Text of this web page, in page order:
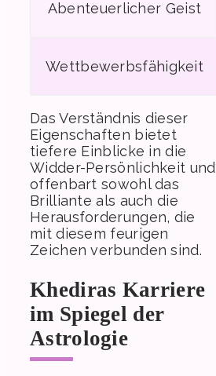
Abenteuerlicher Geist
Wettbewerbsfähigkeit
Das Verständnis dieser
Eigenschaften bietet
tiefere Einblicke in die
Widder-Persönlichkeit und
offenbart sowohl das
Brilliante als auch die
Herausforderungen, die
mit diesem feurigen
Zeichen verbunden sind.
Khediras Karriere
im Spiegel der
Astrologie